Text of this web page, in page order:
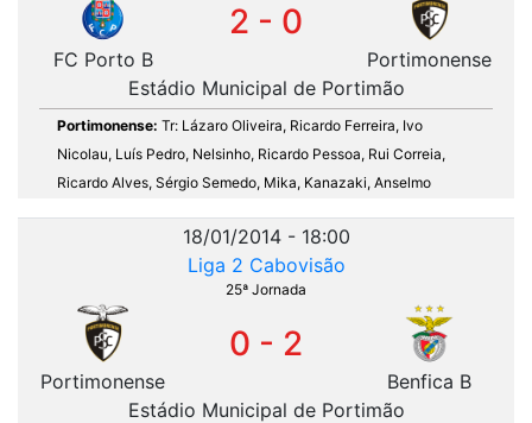
FC Porto B
2 - 0
Portimonense
Estádio Municipal de Portimão
Portimonense: Tr: Lázaro Oliveira, Ricardo Ferreira, Ivo
Nicolau, Luís Pedro, Nelsinho, Ricardo Pessoa, Rui Correia,
Ricardo Alves, Sérgio Semedo, Mika, Kanazaki, Anselmo
18/01/2014 - 18:00
Liga 2 Cabovisão
25ª Jornada
Portimonense
0 - 2
Benfica B
Estádio Municipal de Portimão